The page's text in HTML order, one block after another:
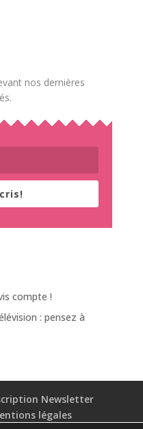
nos dernières
compte !
: pensez à
Newsletter
légales